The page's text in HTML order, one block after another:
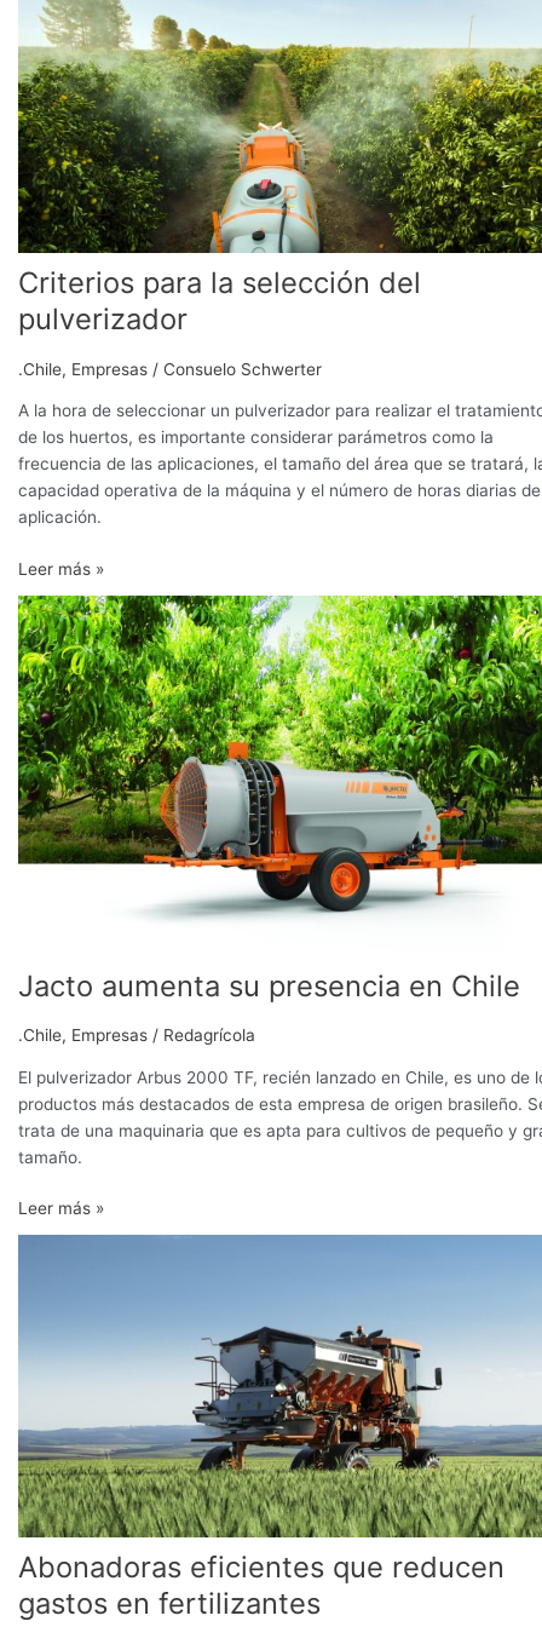
Criterios para la selección del
pulverizador
.Chile, Empresas / Consuelo Schwerter
A la hora de seleccionar un pulverizador para realizar el
de los huertos, es importante considerar parámetros como la
frecuencia de las aplicaciones, el tamaño del área que se tratará,
capacidad operativa de la máquina y el número de horas diarias de
aplicación.
selección
del
pulverizador
Leer más »
Jacto aumenta su presencia en Chile
.Chile, Empresas / Redagrícola
El pulverizador Arbus 2000 TF, recién lanzado en Chile, es uno de
productos más destacados de esta empresa de origen brasileño.
trata de una maquinaria que es apta para cultivos de pequeño y
tamaño.
Jacto
aumenta
su
presencia
en
Chile
Leer más »
Abonadoras eficientes que reducen
gastos en fertilizantes